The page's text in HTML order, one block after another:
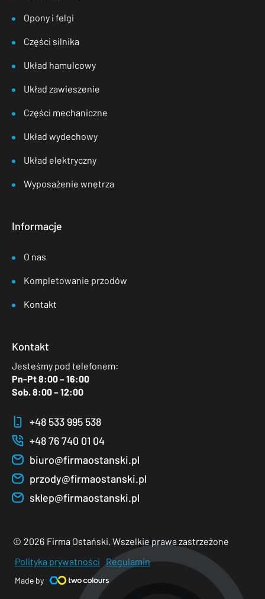
Opony i felgi
Części silnika
Układ hamulcowy
Układ zawieszenie
Części mechaniczne
Układ wydechowy
Układ elektryczny
Wyposażenie wnętrza
Informacje
O nas
Kompletowanie przodów
Kontakt
Kontakt
Jesteśmy pod telefonem:
Pn-Pt 8:00 – 16:00
Sob. 8:00 – 12:00
+48 533 995 538
+48 76 740 01 04
biuro@firmaostanski.pl
przody@firmaostanski.pl
sklep@firmaostanski.pl
© 2026 Firma Ostański. Wszelkie prawa zastrzeżone
Polityka prywatności
Regulamin
Made by